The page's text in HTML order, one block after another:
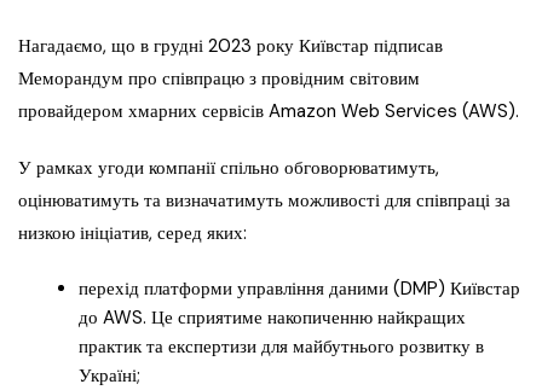
Нагадаємо, що в грудні 2023 року Київстар підписав
Меморандум про співпрацю з провідним світовим
провайдером хмарних сервісів Amazon Web Services (AWS).
У рамках угоди компанії спільно обговорюватимуть,
оцінюватимуть та визначатимуть можливості для співпраці за
низкою ініціатив, серед яких:
перехід платформи управління даними (DMP) Київстар
до AWS. Це сприятиме накопиченню найкращих
практик та експертизи для майбутнього розвитку в
Україні;